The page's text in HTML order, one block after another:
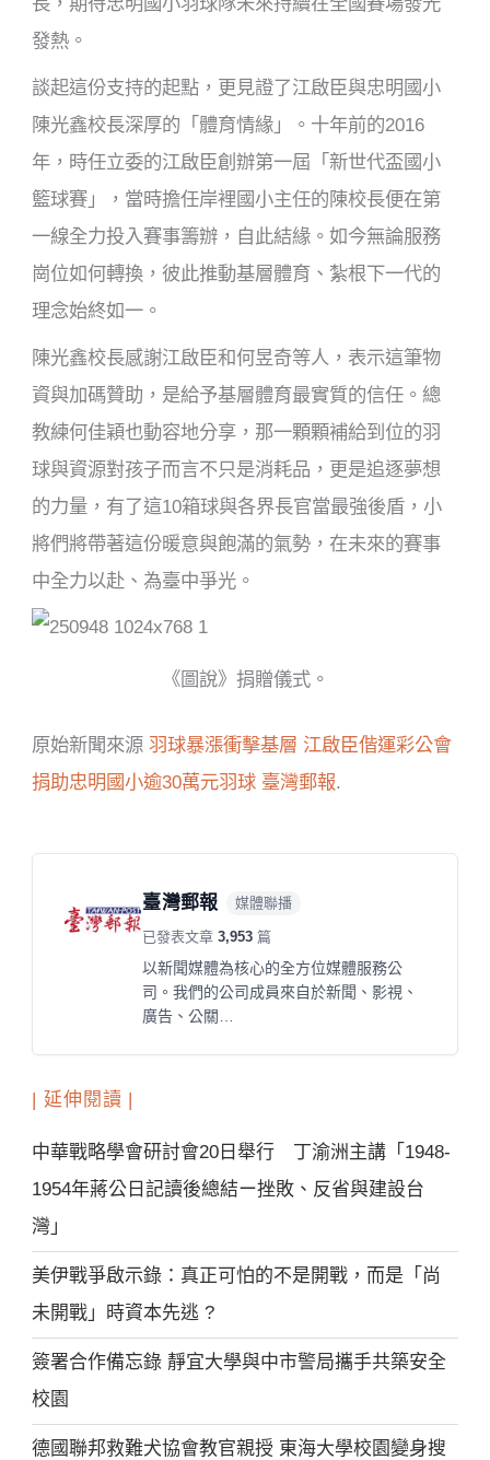
發熱。
談起這份支持的起點，更見證了江啟臣與忠明國小
陳光鑫校長深厚的「體育情緣」。十年前的2016
年，時任立委的江啟臣創辦第一屆「新世代盃國小
籃球賽」，當時擔任岸裡國小主任的陳校長便在第
一線全力投入賽事籌辦，自此結緣。如今無論服務
崗位如何轉換，彼此推動基層體育、紮根下一代的
理念始終如一。
陳光鑫校長感謝江啟臣和何昱奇等人，表示這筆物
資與加碼贊助，是給予基層體育最實質的信任。總
教練何佳穎也動容地分享，那一顆顆補給到位的羽
球與資源對孩子而言不只是消耗品，更是追逐夢想
的力量，有了這10箱球與各界長官當最強後盾，小
將們將帶著這份暖意與飽滿的氣勢，在未來的賽事
中全力以赴、為臺中爭光。
《圖說》捐贈儀式。
原始新聞來源 羽球暴漲衝擊基層 江啟臣偕運彩公會
捐助忠明國小逾30萬元羽球 臺灣郵報.
臺灣郵報 媒體聯播
已發表文章3,953 篇
以新聞媒體為核心的全方位媒體服務公
司。我們的公司成員來自於新聞、影視、
廣告、公關…
| 延伸閱讀 |
中華戰略學會研討會20日舉行 丁渝洲主講「1948-
1954年蔣公日記讀後總結ー挫敗、反省與建設台
灣」
美伊戰爭啟示錄：真正可怕的不是開戰，而是「尚
未開戰」時資本先逃 ?
簽署合作備忘錄 靜宜大學與中市警局攜手共築安全
校園
德國聯邦救難犬協會教官親授 東海大學校園變身搜